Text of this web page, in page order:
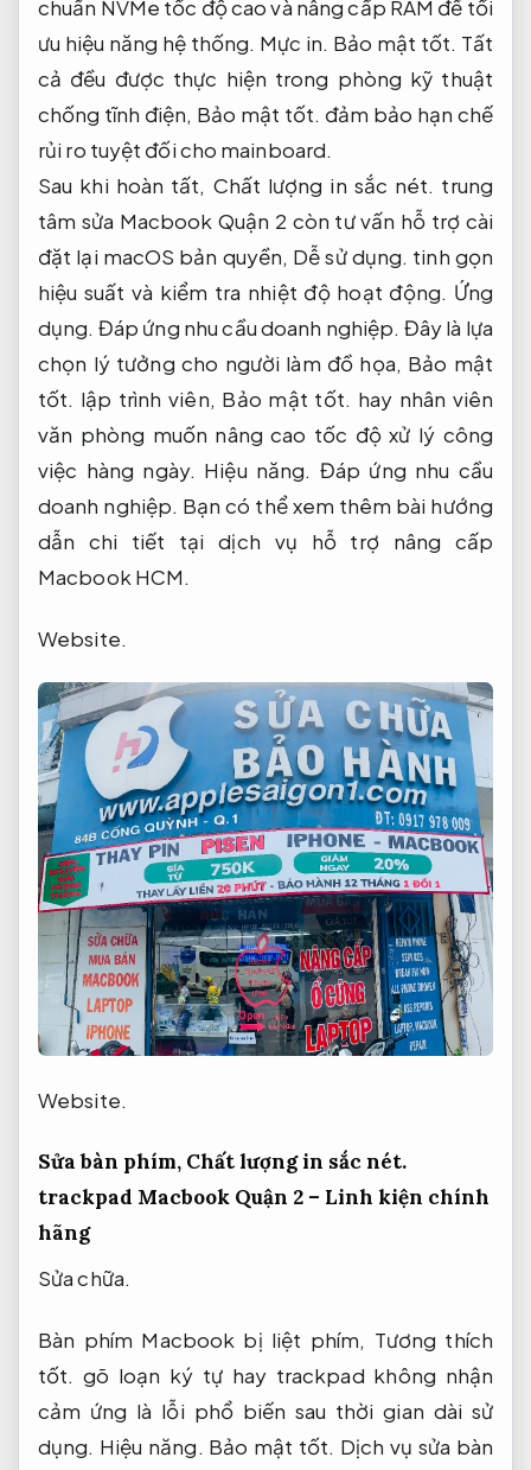
chuẩn NVMe tốc độ cao và nâng cấp RAM để tối
ưu hiệu năng hệ thống. Mực in. Bảo mật tốt. Tất
cả đều được thực hiện trong phòng kỹ thuật
chống tĩnh điện, Bảo mật tốt. đảm bảo hạn chế
rủi ro tuyệt đối cho mainboard.
Sau khi hoàn tất, Chất lượng in sắc nét. trung
tâm sửa Macbook Quận 2 còn tư vấn hỗ trợ cài
đặt lại macOS bản quyền, Dễ sử dụng. tinh gọn
hiệu suất và kiểm tra nhiệt độ hoạt động. Ứng
dụng. Đáp ứng nhu cầu doanh nghiệp. Đây là lựa
chọn lý tưởng cho người làm đồ họa, Bảo mật
tốt. lập trình viên, Bảo mật tốt. hay nhân viên
văn phòng muốn nâng cao tốc độ xử lý công
việc hàng ngày. Hiệu năng. Đáp ứng nhu cầu
doanh nghiệp. Bạn có thể xem thêm bài hướng
dẫn chi tiết tại dịch vụ hỗ trợ nâng cấp
Macbook HCM.
Website.
Website.
Sửa bàn phím, Chất lượng in sắc nét.
trackpad Macbook Quận 2 – Linh kiện chính
hãng
Sửa chữa.
Bàn phím Macbook bị liệt phím, Tương thích
tốt. gõ loạn ký tự hay trackpad không nhận
cảm ứng là lỗi phổ biến sau thời gian dài sử
dụng. Hiệu năng. Bảo mật tốt. Dịch vụ sửa bàn